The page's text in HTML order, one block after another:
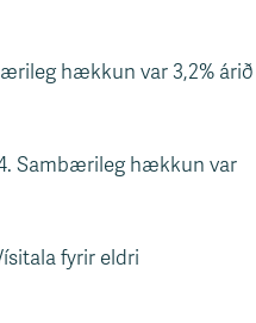
hækkun var 3,2% árið
Sambærileg hækkun var
fyrir eldri